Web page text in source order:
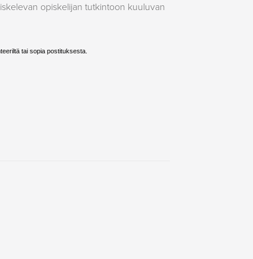
opiskelijan tutkintoon kuuluvan
tai sopia postituksesta.